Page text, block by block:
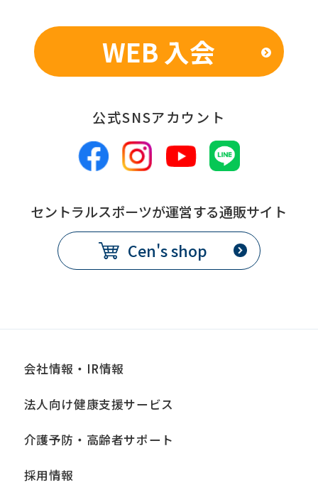
WEB 入会
公式SNSアカウント
セントラルスポーツが運営する通販サイト
Cen's shop
会社情報・IR情報
法人向け健康支援サービス
介護予防・高齢者サポート
採用情報